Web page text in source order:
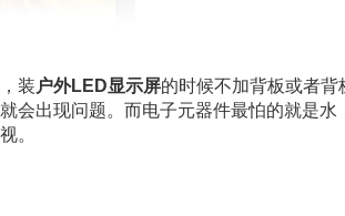
装 户外LED显示屏的时候不加背板或者背
会出现问题。而电子元器件最怕的就是水
。